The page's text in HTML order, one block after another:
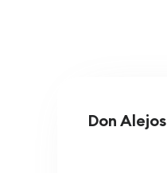
Don Alejos